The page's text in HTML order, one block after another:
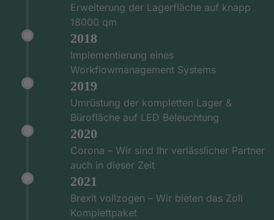
Erweiterung der Lagerfläche auf knapp
18000 qm
2018
Implementierung eines
Workflowmanagement Systems
2019
Umrüstung der kompletten Lager &
Bürofläche auf LED Beleuchtung
2020
Corona – Wir sind Ihr verlässlicher Partner
auch in dieser Zeit
2021
Brexit vollzogen – Wir bieten das Zoll
Komplettpaket